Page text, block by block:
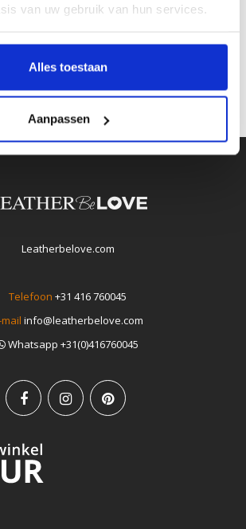
van uw gebruik van hun services.
Alles toestaan
Aanpassen
Leatherbelove.com
Telefoon +31 416 760045
mail info@leatherbelove.com
Whatsapp +31(0)416760045